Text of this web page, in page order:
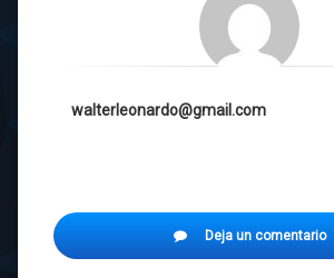
walterleonardo@gmail.com
Deja un comentarioen